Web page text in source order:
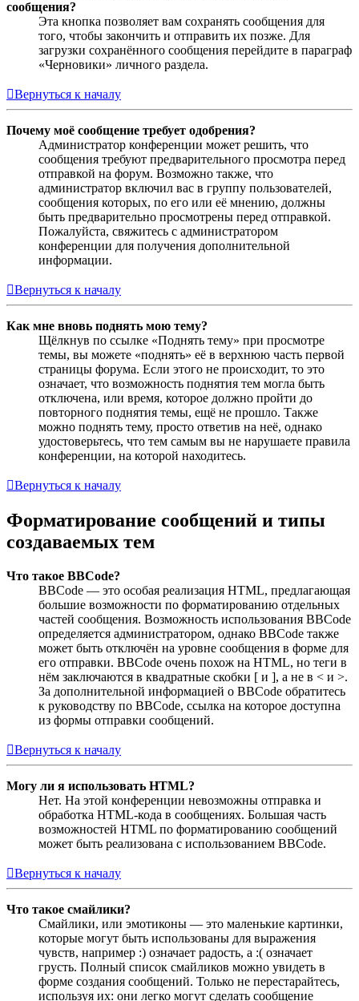
сообщения?
Эта кнопка позволяет вам сохранять сообщения для
того, чтобы закончить и отправить их позже. Для
загрузки сохранённого сообщения перейдите в параграф
«Черновики» личного раздела.
Вернуться к началу
Почему моё сообщение требует одобрения?
Администратор конференции может решить, что
сообщения требуют предварительного просмотра перед
отправкой на форум. Возможно также, что
администратор включил вас в группу пользователей,
сообщения которых, по его или её мнению, должны
быть предварительно просмотрены перед отправкой.
Пожалуйста, свяжитесь с администратором
конференции для получения дополнительной
информации.
Вернуться к началу
Как мне вновь поднять мою тему?
Щёлкнув по ссылке «Поднять тему» при просмотре
темы, вы можете «поднять» её в верхнюю часть первой
страницы форума. Если этого не происходит, то это
означает, что возможность поднятия тем могла быть
отключена, или время, которое должно пройти до
повторного поднятия темы, ещё не прошло. Также
можно поднять тему, просто ответив на неё, однако
удостоверьтесь, что тем самым вы не нарушаете правила
конференции, на которой находитесь.
Вернуться к началу
Форматирование сообщений и типы
создаваемых тем
Что такое BBCode?
BBCode — это особая реализация HTML, предлагающая
большие возможности по форматированию отдельных
частей сообщения. Возможность использования BBCode
определяется администратором, однако BBCode также
может быть отключён на уровне сообщения в форме для
его отправки. BBCode очень похож на HTML, но теги в
нём заключаются в квадратные скобки [ и ], а не в < и >.
За дополнительной информацией о BBCode обратитесь
к руководству по BBCode, ссылка на которое доступна
из формы отправки сообщений.
Вернуться к началу
Могу ли я использовать HTML?
Нет. На этой конференции невозможны отправка и
обработка HTML-кода в сообщениях. Большая часть
возможностей HTML по форматированию сообщений
может быть реализована с использованием BBCode.
Вернуться к началу
Что такое смайлики?
Смайлики, или эмотиконы — это маленькие картинки,
которые могут быть использованы для выражения
чувств, например :) означает радость, а :( означает
грусть. Полный список смайликов можно увидеть в
форме создания сообщений. Только не перестарайтесь,
используя их: они легко могут сделать сообщение